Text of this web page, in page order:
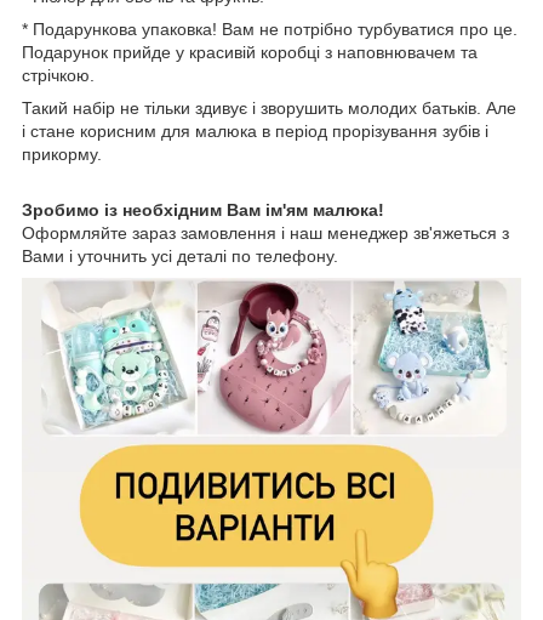
* Подарункова упаковка! Вам не потрібно турбуватися про це.
Подарунок прийде у красивій коробці з наповнювачем та
стрічкою.
Такий набір не тільки здивує і зворушить молодих батьків. Але
і стане корисним для малюка в період прорізування зубів і
прикорму.
Зробимо із необхідним Вам ім'ям малюка!
Оформляйте зараз замовлення і наш менеджер зв'яжеться з
Вами і уточнить усі деталі по телефону.